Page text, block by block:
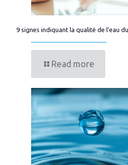
9 signes indiquant la qualité de l’eau
Read more